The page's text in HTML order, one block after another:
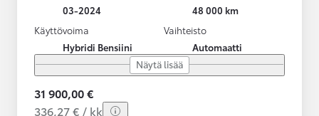
03-2024
48 000 km
Käyttövoima
Hybridi Bensiini
Vaihteisto
Automaatti
Näytä lisää
31 900,00 €
336,27 € / kk